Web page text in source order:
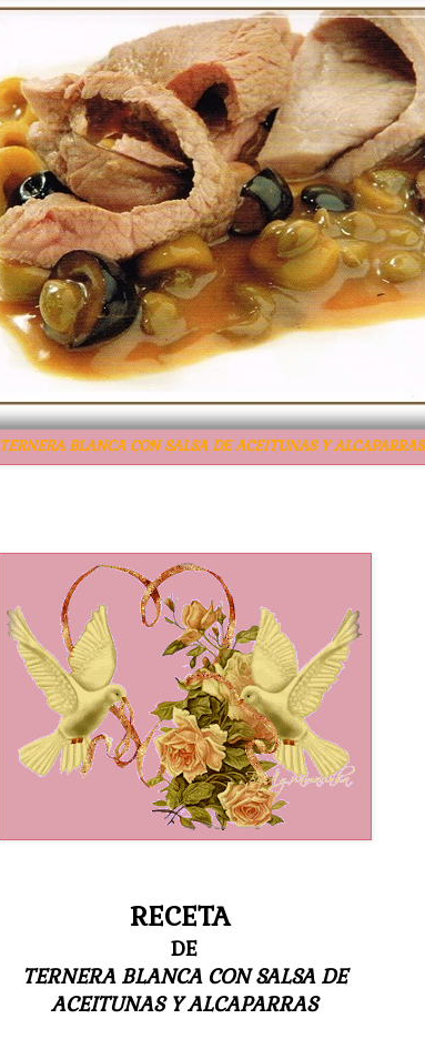
TERNERA BLANCA CON SALSA DE ACEITUNAS Y ALCAPARRAS
RECETA
DE
TERNERA BLANCA CON SALSA DE
ACEITUNAS Y ALCAPARRAS